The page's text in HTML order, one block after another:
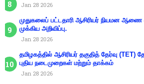
Jan 28 2026
முதுகலைப் பட்டதாரி ஆசிரியர் நியமன ஆணை
முக்கிய அறிவிப்பு.
Jan 28 2026
தமிழகத்தில் ஆசிரியர் தகுதித் தேர்வு (TET)
புதிய நடைமுறைகள் மற்றும் தாக்கம்
Jan 28 2026